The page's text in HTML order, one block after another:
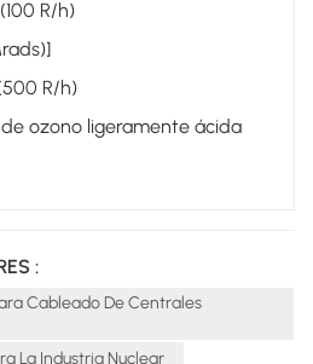
R/h)
R/h)
ozono ligeramente ácida
:
Cableado De Centrales
La Industria Nuclear